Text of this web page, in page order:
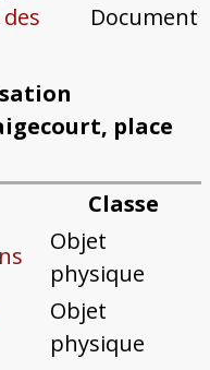
Document
place
Classe
Objet
physique
Objet
physique